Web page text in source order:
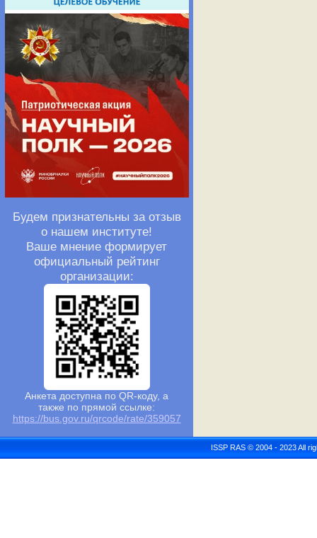
Будем признательны за отзыв
о нашем институте!
Ваше мнение формирует
официальный рейтинг
организации:
Анкета доступна по QR-коду, а
также по прямой ссылке:
https://bus.gov.ru/qrcode/rate/359057
ISSP RAS © 2004 - 2023 All